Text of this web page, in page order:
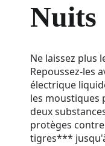
Nuits
Ne laissez plus
Repoussez-les
électrique
les moustiques
deux
protèges
tigres***